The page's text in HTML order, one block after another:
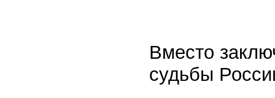
Вместо
судьбы